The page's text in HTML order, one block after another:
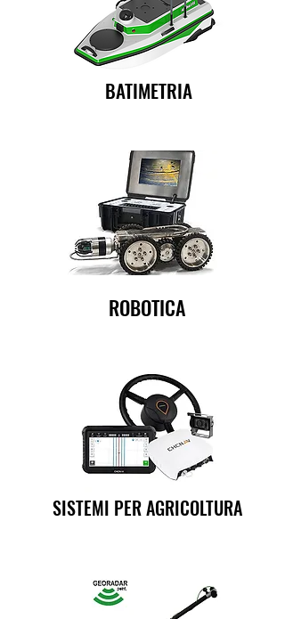
BATIMETRIA
ROBOTICA
SISTEMI PER AGRICOLTURA